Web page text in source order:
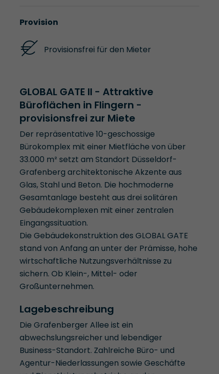
Provision
Provisionsfrei für den Mieter
GLOBAL GATE II - Attraktive
Büroflächen in Flingern -
provisionsfrei zur Miete
Der repräsentative 10-geschossige
Bürokomplex mit einer Mietfläche von über
33.000 m² setzt am Standort Düsseldorf-
Grafenberg architektonische Akzente aus
Glas, Stahl und Beton. Die hochmoderne
Gesamtanlage besteht aus drei solitären
Gebäudekomplexen mit einer zentralen
Eingangssituation.
Die Gebäudekonstruktion des GLOBAL GATE
stand von Anfang an unter der Prämisse, hohe
wirtschaftliche Nutzungsverhältnisse zu
sichern. Ob Klein-, Mittel- oder
Großunternehmen.
Lagebeschreibung
Die Grafenberger Allee ist ein
abwechslungsreicher und lebendiger
Business-Standort. Zahlreiche Büro- und
Agentur-Niederlassungen sowie Geschäfte